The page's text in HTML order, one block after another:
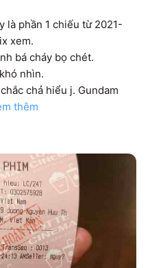
là phần 1 chiếu từ 2021-
xem.
bá cháy bọ chét.
nhìn.
chả hiểu j. Gundam
thêm